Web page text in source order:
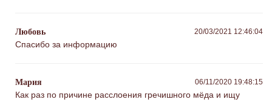
Любовь 20/03/2021 12:46:04
Спасибо за информацию
Мария 06/11/2020 19:48:15
Как раз по причине расслоения гречишного мёда и ищу